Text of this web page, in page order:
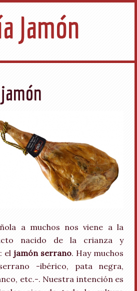
Jamón
a muchos nos viene a la
nacido de la crianza y
el jamón serrano. Hay muchos
-ibérico, pata negra,
etc.-. Nuestra intención es